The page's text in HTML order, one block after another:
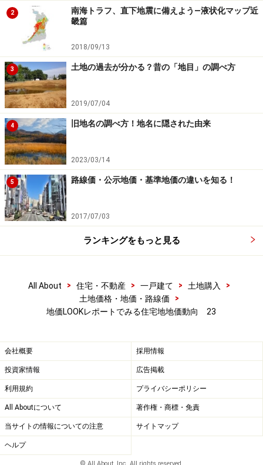
（平成25年7月1日～平成25年10月1日）
第25回 平成25年第4四半期
（平成25年10月1日～平成26年1月1日）
地価LOOKレポートには地価動向（総合評価）のほか、
取引価格、取引利回り、取引件数、投資用不動産の供
給、オフィス賃料、店舗賃料、マンション分譲価格、マ
ンション賃料の動向（それぞれ3区分）が記載されてい
ます。
地価LOOKレポートでは地価やその変動率について具体的
な数値を示すのではなく、6％以上の上昇、3％以上6％
未満の上昇、0％超～3％未満の上昇、横ばい（0％）、
0％超～3％未満の下落、3％以上6％未満の下落、6％以
上9％未満の下落、9％以上12％未満の下落、12％以上の
住宅系地区の下落は1地区のみ
住宅系地区では、上昇が2地区増えて37地区（前回35地
区）となり、横ばいが6地区（前回7地区）で、下落は1
地区（前回2地区）を残すのみとなっています。
住宅系地区の変動 （地区数の全国計）
区 分
第21
2
南海トラフ、直下地震に備えよう―液状化マップ近
畿篇
2018/09/13
3 土地の過去が分かる？昔の「地目」の調べ方
2019/07/04
4 旧地名の調べ方！地名に隠された由来
2023/03/14
5 路線価・公示地価・基準地価の違いを知る！
2017/07/03
ランキングをもっと見る
All About > 住宅・不動産 > 一戸建て > 土地購入
>
土地価格・地価・路線価
>
地価LOOKレポートでみる住宅地地価動向 23
会社概要 採用情報
投資家情報 広告掲載
利用規約 プライバシーポリシー
All Aboutについて 著作権・商標・免責
当サイトの情報についての注意 サイトマップ
ヘルプ